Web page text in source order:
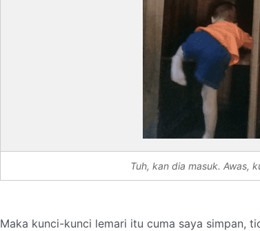
Tuh, kan dia masuk. Awas,
Maka kunci-kunci lemari itu cuma saya simpan,